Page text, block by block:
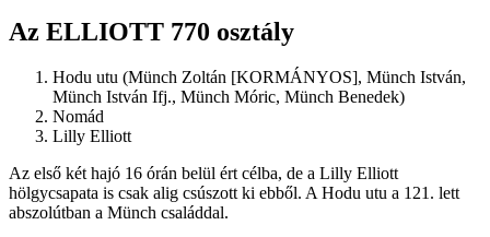
Az ELLIOTT 770 osztály
Hodu utu (Münch Zoltán [KORMÁNYOS], Münch István,
Münch István Ifj., Münch Móric, Münch Benedek)
Nomád
Lilly Elliott
Az első két hajó 16 órán belül ért célba, de a Lilly Elliott
hölgycsapata is csak alig csúszott ki ebből. A Hodu utu a 121. lett
abszolútban a Münch családdal.